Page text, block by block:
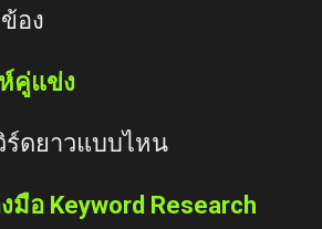
อง
คู่แข่ง
ร์ดยาวแบบไหน
มือ Keyword Research